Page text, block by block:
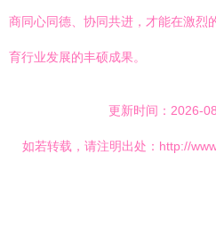
商同心同德、协同共进，才能在激烈
育行业发展的丰硕成果。
更新时间：2026-
如若转载，请注明出处：http://